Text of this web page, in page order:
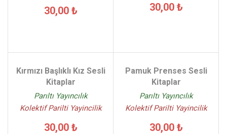
30,00 ₺ 30,00 ₺
Kırmızı Başlıklı Kız Sesli
Kitaplar
Parıltı Yayıncılık
Kolektif Parilti Yayincilik
30,00 ₺
Pamuk Prenses Sesli
Kitaplar
Parıltı Yayıncılık
Kolektif Parilti Yayincilik
30,00 ₺